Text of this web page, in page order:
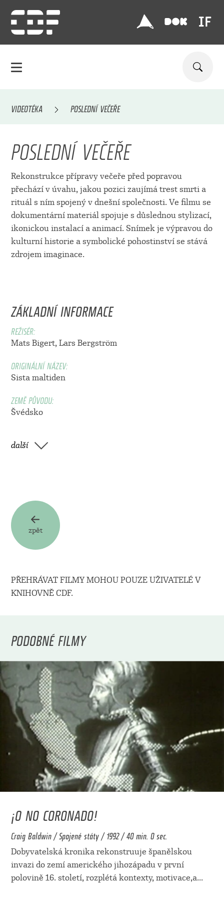
VIDEOTÉKA POSLEDNÍ VEČEŘE
POSLEDNÍ VEČEŘE
Rekonstrukce přípravy večeře před popravou
přechází v úvahu, jakou pozici zaujímá trest smrti a
rituál s ním spojený v dnešní společnosti. Ve filmu se
dokumentární materiál spojuje s důslednou stylizací,
ikonickou instalací a animací. Snímek je výpravou do
kulturní historie a symbolické pohostinství se stává
zdrojem imaginace.
ZÁKLADNÍ INFORMACE
REŽISÉR:
Mats Bigert, Lars Bergström
ORIGINÁLNÍ NÁZEV:
Sista maltiden
ZEMĚ PŮVODU:
Švédsko
další
zpět
PŘEHRÁVAT FILMY MOHOU POUZE UŽIVATELÉ V
KNIHOVNĚ CDF.
PODOBNÉ FILMY
¡O NO CORONADO!
Craig Baldwin / Spojené státy / 1992 / 40 min. 0 sec.
Dobyvatelská kronika rekonstruuje španělskou
invazi do zemí amerického jihozápadu v první
polovině 16. století, rozplétá kontexty, motivace,a...